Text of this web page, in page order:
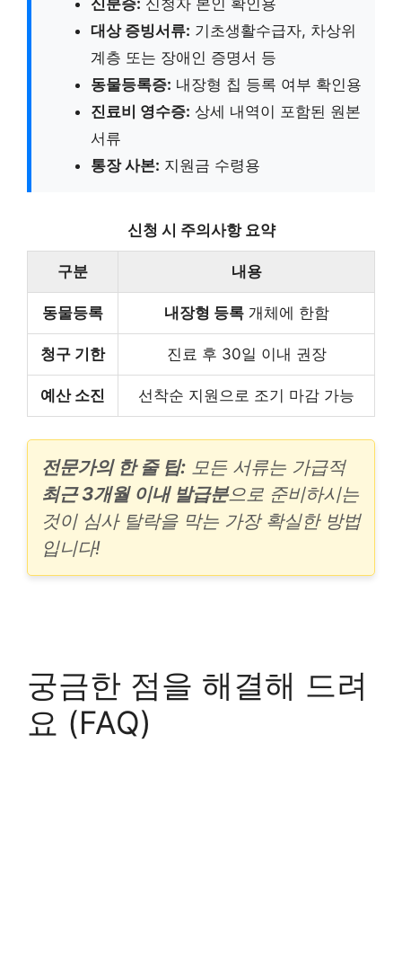
대상 증빙서류: 기초생활수급자, 차상위
계층 또는 장애인 증명서 등
동물등록증: 내장형 칩 등록 여부 확인용
진료비 영수증: 상세 내역이 포함된 원본
서류
통장 사본: 지원금 수령용
신청 시 주의사항 요약
구분 내용
동물등록 내장형 등록개체에 한함
청구 기한 진료 후 30일 이내 권장
예산 소진 선착순 지원으로 조기 마감 가능
전문가의 한 줄 팁: 모든 서류는 가급적
최근 3개월 이내 발급분으로 준비하시는
것이 심사 탈락을 막는 가장 확실한 방법
입니다!
궁금한 점을 해결해 드려
요 (FAQ)